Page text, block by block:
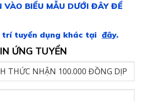
VÀO BIỂU MẪU DƯỚI ĐÂY ĐỂ
trí tuyển dụng khác tại đây.
ỨNG TUYỂN